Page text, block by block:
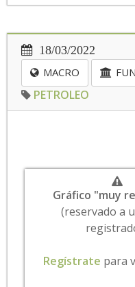
18/03/2022
MACRO
PETROLEO
Gráfico "muy
(reservado a
Regístrate para